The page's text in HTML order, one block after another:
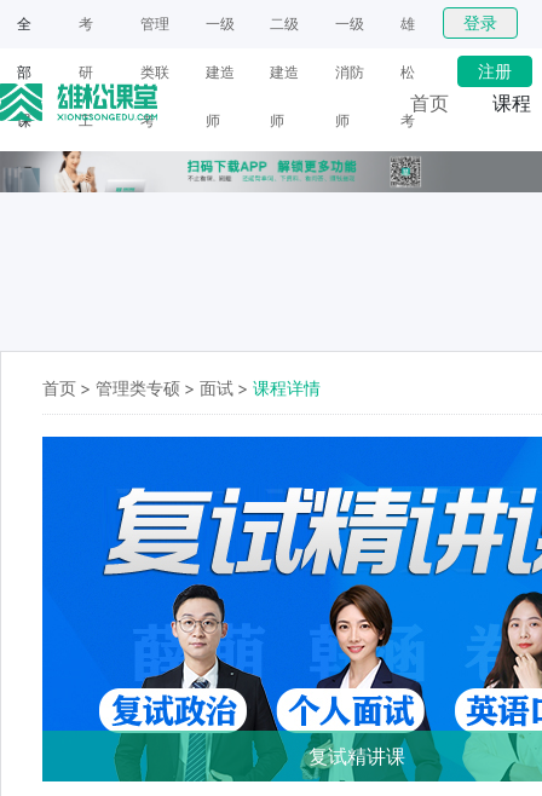
全
部
课
程
考
研
工
具
管理
类联
考
一级
建造
师
二级
建造
师
一级
消防
师
雄
松
考
研
登录
注册
首页 课程
首页 > 管理类专硕 > 面试 > 课程详情
复试精讲课